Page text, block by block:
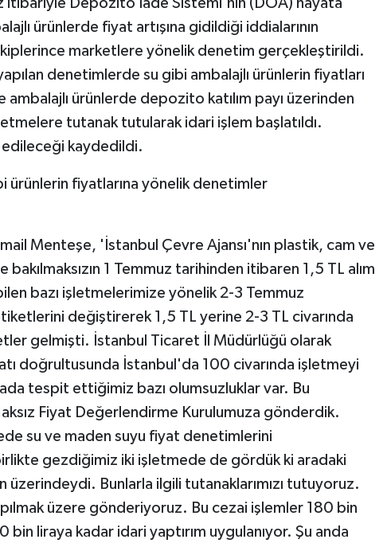
itibariyle Depozito İade Sistemi'nin (DOA) hayata
ürünlerde fiyat artışına gidildiği iddialarının
marketlere yönelik denetim gerçekleştirildi.
denetimlerde su gibi ambalajlı ürünlerin fiyatları
ürünlerde depozito katılım payı üzerinden
tutanak tutularak idari işlem başlatıldı.
kaydedildi.
ürünlerin fiyatlarına yönelik denetimler
Menteşe, 'İstanbul Çevre Ajansı'nın plastik, cam ve
1 Temmuz tarihinden itibaren 1,5 TL alım
bazı işletmelerimize yönelik 2-3 Temmuz
değiştirerek 1,5 TL yerine 2-3 TL civarında
gelmişti. İstanbul Ticaret İl Müdürlüğü olarak
doğrultusunda İstanbul'da 100 civarında işletmeyi
tespit ettiğimiz bazı olumsuzluklar var. Bu
Fiyat Değerlendirme Kurulumuza gönderdik.
su ve maden suyu fiyat denetimlerini
gezdiğimiz iki işletmede de gördük ki aradaki
üzerindeydi. Bunlarla ilgili tutanaklarımızı tutuyoruz.
üzere gönderiyoruz. Bu cezai işlemler 180 bin
bin liraya kadar idari yaptırım uygulanıyor. Şu anda